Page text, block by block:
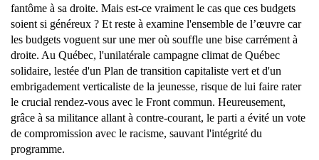
fantôme à sa droite. Mais est-ce vraiment le cas que ces budgets
soient si généreux ? Et reste à examine l'ensemble de l’œuvre car
les budgets voguent sur une mer où souffle une bise carrément à
droite. Au Québec, l'unilatérale campagne climat de Québec
solidaire, lestée d'un Plan de transition capitaliste vert et d'un
embrigadement verticaliste de la jeunesse, risque de lui faire rater
le crucial rendez-vous avec le Front commun. Heureusement,
grâce à sa militance allant à contre-courant, le parti a évité un vote
de compromission avec le racisme, sauvant l'intégrité du
programme.